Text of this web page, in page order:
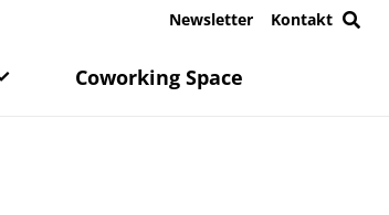
Newsletter Kontakt
Coworking Space